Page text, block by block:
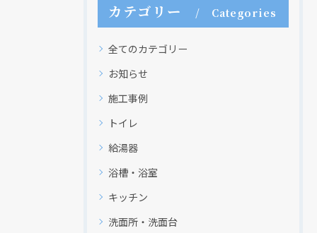
カテゴリー Categories
全てのカテゴリー
お知らせ
施工事例
トイレ
給湯器
浴槽・浴室
キッチン
洗面所・洗面台